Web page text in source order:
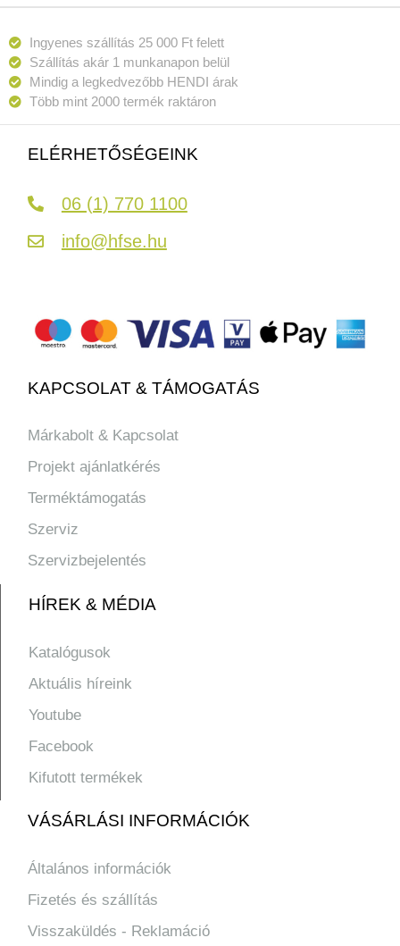
Ingyenes szállítás 25 000 Ft felett
Szállítás akár 1 munkanapon belül
Mindig a legkedvezőbb HENDI árak
Több mint 2000 termék raktáron
ELÉRHETŐSÉGEINK
06 (1) 770 1100
info@hfse.hu
KAPCSOLAT & TÁMOGATÁS
Márkabolt & Kapcsolat
Projekt ajánlatkérés
Terméktámogatás
Szerviz
Szervizbejelentés
HÍREK & MÉDIA
Katalógusok
Aktuális híreink
Youtube
Facebook
Kifutott termékek
VÁSÁRLÁSI INFORMÁCIÓK
Általános információk
Fizetés és szállítás
Visszaküldés - Reklamáció